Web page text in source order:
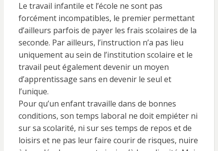
Le travail infantile et l’école ne sont pas
forcément incompatibles, le premier permettant
d’ailleurs parfois de payer les frais scolaires de la
seconde. Par ailleurs, l’instruction n’a pas lieu
uniquement au sein de l’institution scolaire et le
travail peut également devenir un moyen
d’apprentissage sans en devenir le seul et
l’unique.
Pour qu’un enfant travaille dans de bonnes
conditions, son temps laboral ne doit empiéter ni
sur sa scolarité, ni sur ses temps de repos et de
loisirs et ne pas leur faire courir de risques, nuire